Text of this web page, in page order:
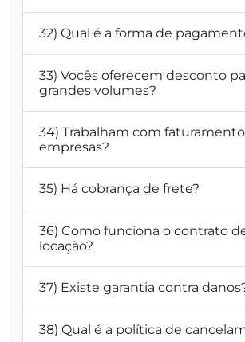
32) Qual é a forma de
33) Vocês oferecem desconto
grandes volumes?
34) Trabalham com
empresas?
35) Há cobrança de frete?
36) Como funciona o contrato
locação?
37) Existe garantia contra
38) Qual é a política de